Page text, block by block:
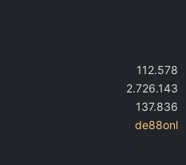
112.578
2.726.143
137.836
de88onl